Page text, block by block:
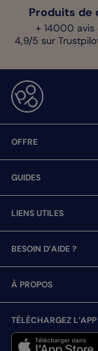
Produits de
+ 14000 avis
4,9/5 sur
OFFRE
GUIDES
LIENS UTILES
BESOIN D’AIDE ?
À PROPOS
TÉLÉCHARGEZ L’APP